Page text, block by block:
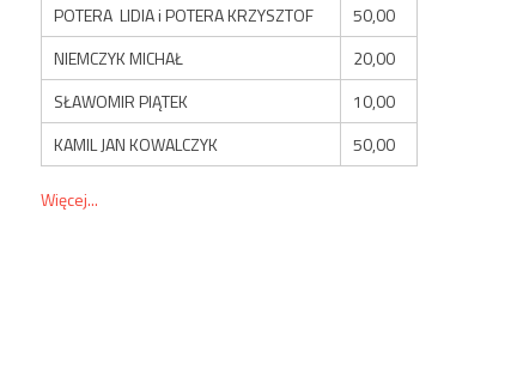
POTERA LIDIA i POTERA KRZYSZTOF
50,00
NIEMCZYK MICHAŁ
20,00
SŁAWOMIR PIĄTEK
10,00
KAMIL JAN KOWALCZYK
50,00
Więcej...